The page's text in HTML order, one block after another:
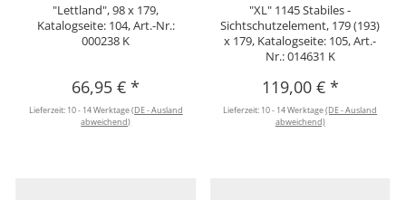
"Lettland", 98 x 179,
Katalogseite: 104, Art.-Nr.:
000238 K
66,95 €*
Lieferzeit: 10 - 14 Werktage(DE - Ausland
abweichend)
"XL" 1145 Stabiles -
Sichtschutzelement, 179 (193)
x 179, Katalogseite: 105, Art.-
Nr.: 014631 K
119,00 € *
Lieferzeit: 10 - 14 Werktage(DE - Ausland
abweichend)